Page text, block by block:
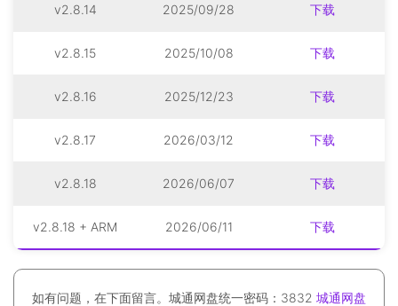
v2.8.14 2025/09/28 下载
v2.8.15 2025/10/08 下载
v2.8.16 2025/12/23 下载
v2.8.17 2026/03/12 下载
v2.8.18 2026/06/07 下载
v2.8.18 + ARM 2026/06/11 下载
如有问题，在下面留言。城通网盘统一密码：3832 城通网盘